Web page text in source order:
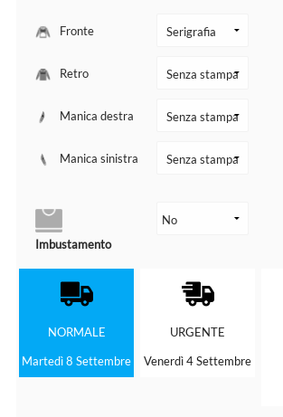
Fronte
Retro
Manica destra
Manica sinistra
Imbustamento
NORMALE
Martedì 8 Settembre
URGENTE
Venerdì 4 Settembre